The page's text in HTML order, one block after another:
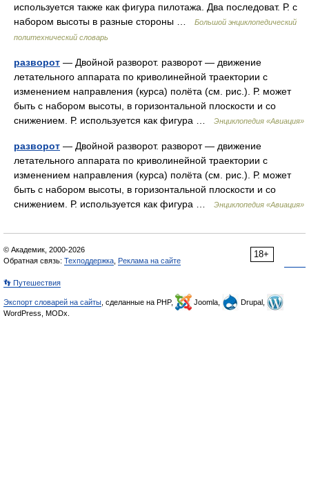
используется также как фигура пилотажа. Два последоват. Р. с
набором высоты в разные стороны …
Большой энциклопедический
политехнический словарь
разворот — Двойной разворот. разворот — движение
летательного аппарата по криволинейной траектории с
изменением направления (курса) полёта (см. рис.). Р. может
быть с набором высоты, в горизонтальной плоскости и со
снижением. Р. используется как фигура …
Энциклопедия «Авиация»
разворот — Двойной разворот. разворот — движение
летательного аппарата по криволинейной траектории с
изменением направления (курса) полёта (см. рис.). Р. может
быть с набором высоты, в горизонтальной плоскости и со
снижением. Р. используется как фигура …
Энциклопедия «Авиация»
18+
© Академик, 2000-2026
Обратная связь: Техподдержка Реклама на сайте
👣 Путешествия
Экспорт словарей на сайты , сделанные на PHP, Joomla,
Drupal,
WordPress, MODx.